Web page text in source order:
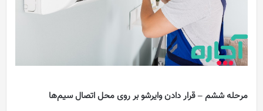
مرحله ششم – قرار دادن وایرشو بر روی محل اتصال سیم‌ها